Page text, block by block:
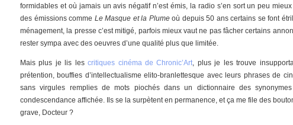
formidables et où jamais un avis négatif n’est émis, la radio s’en sort un peu
des émissions comme Le Masque et la Plumeoù depuis 50 ans certains se font
ménagement, la presse c’est mitigé, parfois mieux vaut ne pas fâcher certains
rester sympa avec des oeuvres d’une qualité plus que limitée.
Mais plus je lis lescritiques cinéma de Chronic’Art, plus je les trouve
prétention, bouffies d’intellectualisme elito-branlettesque avec leurs phrases de
sans virgules remplies de mots piochés dans un dictionnaire des
condescendance affichée. Ils se la surpètent en permanence, et ça me file des
grave, Docteur ?